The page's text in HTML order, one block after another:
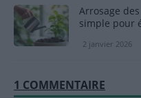
Arrosage
simple pour
2 janvier 2026
1 COMMENTAIRE